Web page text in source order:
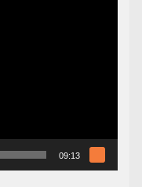
09:13